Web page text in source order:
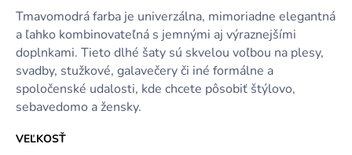
Tmavomodrá farba je univerzálna, mimoriadne elegantná
a ľahko kombinovateľná s jemnými aj výraznejšími
doplnkami. Tieto dlhé šaty sú skvelou voľbou na plesy,
svadby, stužkové, galavečery či iné formálne a
spoločenské udalosti, kde chcete pôsobiť štýlovo,
sebavedomo a žensky.
VEĽKOSŤ